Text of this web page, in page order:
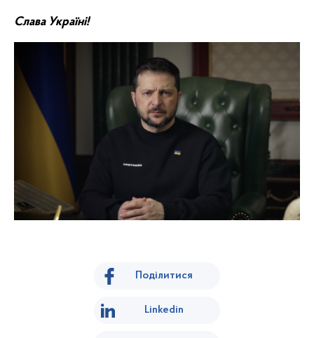
Слава Україні!
Поділитися
Linkedin